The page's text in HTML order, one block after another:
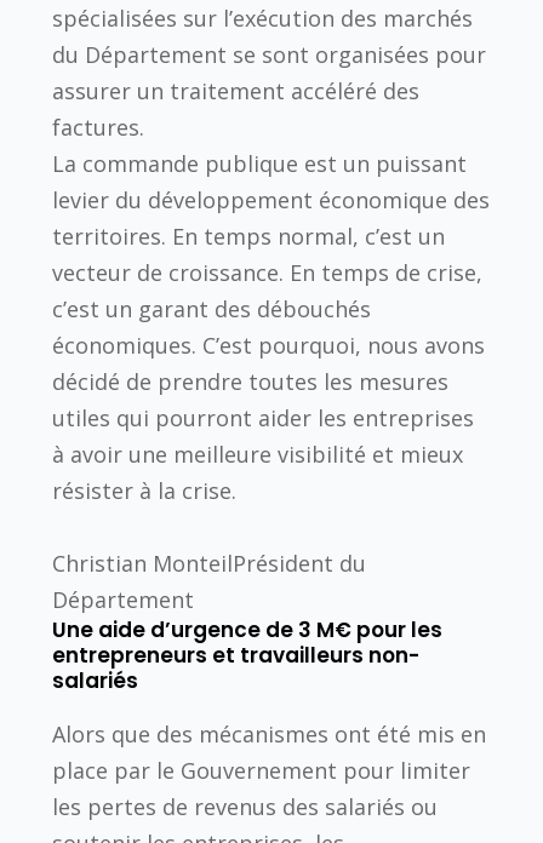
spécialisées sur l’exécution des marchés
du Département se sont organisées pour
assurer un traitement accéléré des
factures.
La commande publique est un puissant
levier du développement économique des
territoires. En temps normal, c’est un
vecteur de croissance. En temps de crise,
c’est un garant des débouchés
économiques. C’est pourquoi, nous avons
décidé de prendre toutes les mesures
utiles qui pourront aider les entreprises
à avoir une meilleure visibilité et mieux
résister à la crise.
Christian MonteilPrésident du
Département
Une aide d’urgence de 3 M€ pour les
entrepreneurs et travailleurs non-
salariés
Alors que des mécanismes ont été mis en
place par le Gouvernement pour limiter
les pertes de revenus des salariés ou